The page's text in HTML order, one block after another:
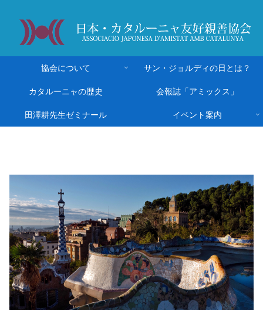
協会について サン・ジョルディの日とは？
カタルーニャの歴史 会報誌「アミックス」
田澤耕先生ゼミナール イベント案内